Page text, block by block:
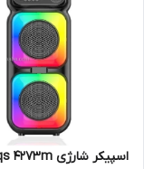
اسپیکر شارژی zqs 4273m